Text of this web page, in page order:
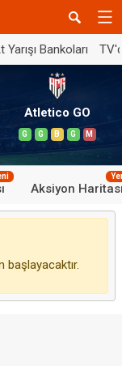
Yarışı Bankoları
Atletico GO
G G B G M
Aksiyon
başlayacaktır.